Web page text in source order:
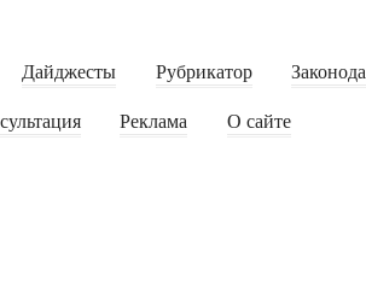
Дайджесты Рубрикатор
Реклама О сайте